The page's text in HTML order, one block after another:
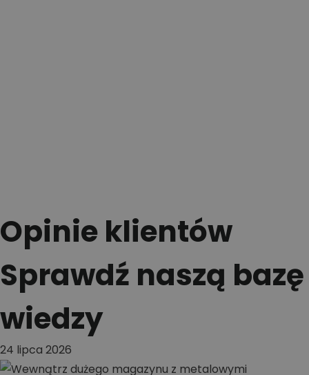
Opinie klientów
Sprawdź naszą bazę
wiedzy
24 lipca 2026